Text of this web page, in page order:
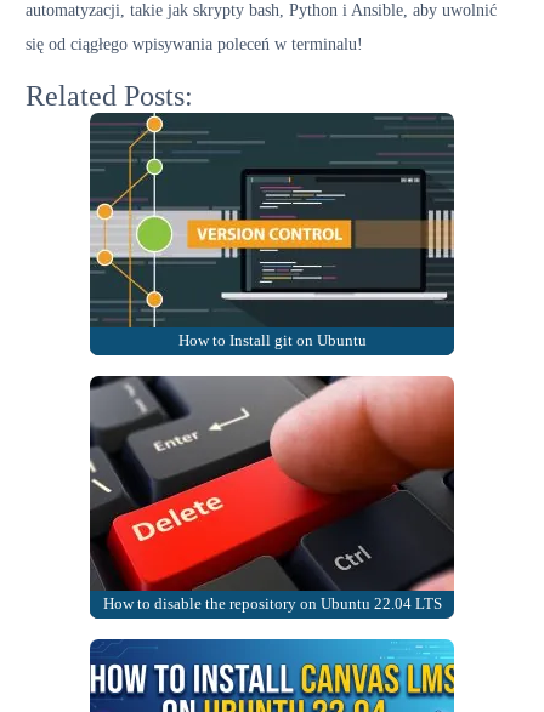
automatyzacji, takie jak skrypty bash, Python i Ansible, aby uwolnić
się od ciągłego wpisywania poleceń w terminalu!
Related Posts:
How to Install git on Ubuntu
How to disable the repository on Ubuntu 22.04 LTS